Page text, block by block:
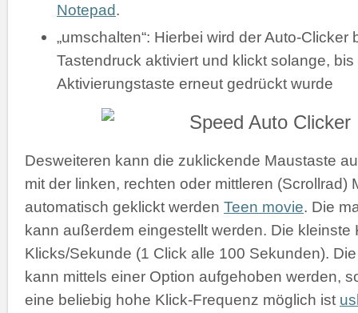
Notepad.
„umschalten“: Hierbei wird der Auto-Clicker
Tastendruck aktiviert und klickt solange, bis
Aktivierungstaste erneut gedrückt wurde
Desweiteren kann die zuklickende Maustaste
mit der linken, rechten oder mittleren (Scrollrad)
automatisch geklickt werden Teen movie. Die
kann außerdem eingestellt werden. Die kleinste
Klicks/Sekunde (1 Click alle 100 Sekunden).
kann mittels einer Option aufgehoben werden,
eine beliebig hohe Klick-Frequenz möglich ist